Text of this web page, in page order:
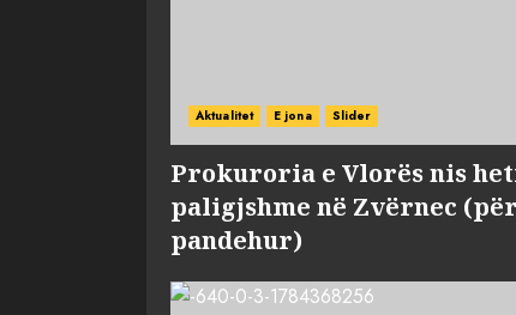
Aktualitet E jona Slider
Prokuroria e Vlorës nis
paligjshme në Zvërnec
pandehur)